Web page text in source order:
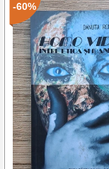
-60%